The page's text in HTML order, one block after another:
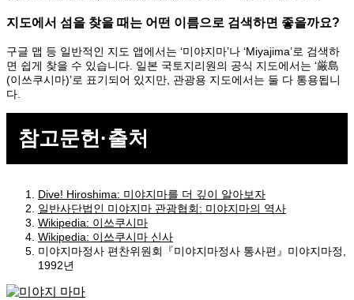
지도에서 섬을 찾을 때는 어떤 이름으로 검색하면 좋을까요?
구글 맵 등 일반적인 지도 앱에서는 ‘미야지마’나 ‘Miyajima’로 검색하
면 쉽게 찾을 수 있습니다. 일본 국토지리원의 공식 지도에서는 ‘厳島
(이쓰쿠시마)’로 표기되어 있지만, 관광용 지도에서는 둘 다 통용됩니
다.
참고문헌·출처
Dive! Hiroshima: 미야지마를 더 깊이 알아보자
일반사단법인 미야지마 관광협회: 미야지마의 역사
Wikipedia: 이쓰쿠시마
Wikipedia: 이쓰쿠시마 신사
미야지마정사 편찬위원회『미야지마정사 통사편』미야지마정,
1992년